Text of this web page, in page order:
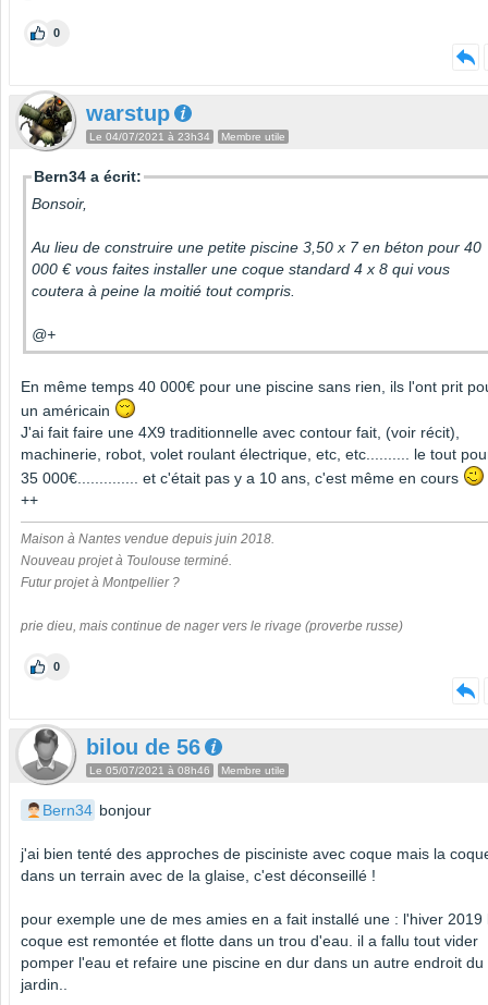
0
warstup
Le 04/07/2021 à 23h34 Membre utile
Bern34 a écrit:
Bonsoir,
Au lieu de construire une petite piscine 3,50 x 7 en béton pour 40
000 € vous faites installer une coque standard 4 x 8 qui vous
coutera à peine la moitié tout compris.
@+
En même temps 40 000€ pour une piscine sans rien, ils l'ont prit
un américain
J'ai fait faire une 4X9 traditionnelle avec contour fait, (voir récit),
machinerie, robot, volet roulant électrique, etc, etc.......... le tout
35 000€.............. et c'était pas y a 10 ans, c'est même en cours
++
Maison à Nantes vendue depuis juin 2018.
Nouveau projet à Toulouse terminé.
Futur projet à Montpellier ?
prie dieu, mais continue de nager vers le rivage (proverbe russe)
0
bilou de 56
Le 05/07/2021 à 08h46 Membre utile
Bern34 bonjour
j'ai bien tenté des approches de pisciniste avec coque mais la
dans un terrain avec de la glaise, c'est déconseillé !
pour exemple une de mes amies en a fait installé une : l'hiver 2019
coque est remontée et flotte dans un trou d'eau. il a fallu tout vider
pomper l'eau et refaire une piscine en dur dans un autre endroit du
jardin..